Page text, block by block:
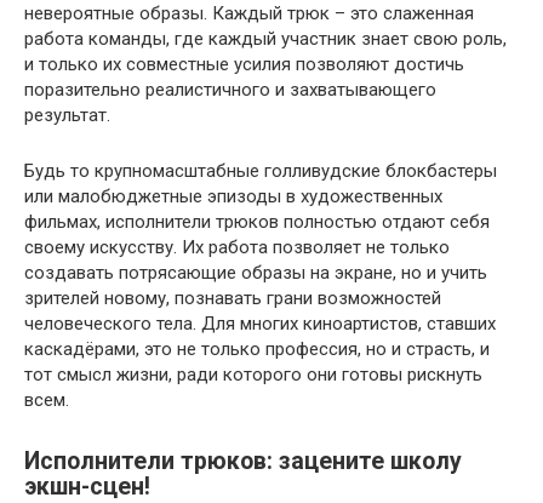
невероятные образы. Каждый трюк – это слаженная
работа команды, где каждый участник знает свою роль,
и только их совместные усилия позволяют достичь
поразительно реалистичного и захватывающего
результат.
Будь то крупномасштабные голливудские блокбастеры
или малобюджетные эпизоды в художественных
фильмах, исполнители трюков полностью отдают себя
своему искусству. Их работа позволяет не только
создавать потрясающие образы на экране, но и учить
зрителей новому, познавать грани возможностей
человеческого тела. Для многих киноартистов, ставших
каскадёрами, это не только профессия, но и страсть, и
тот смысл жизни, ради которого они готовы рискнуть
всем.
Исполнители трюков: зацените школу
экшн-сцен!